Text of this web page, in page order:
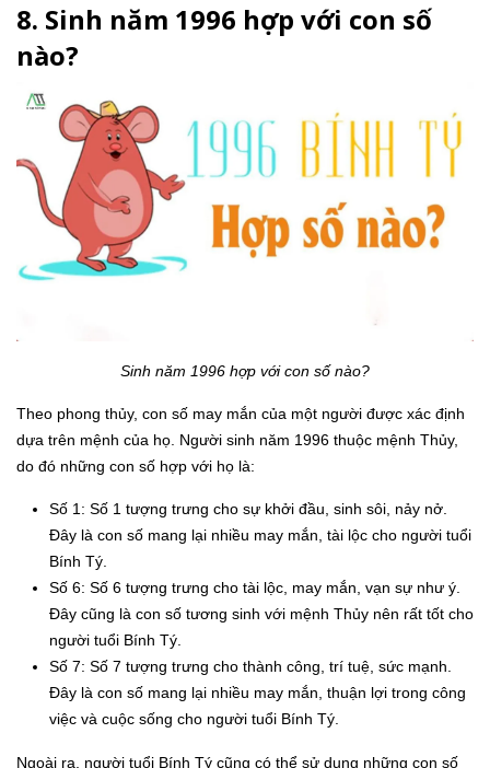
8. Sinh năm 1996 hợp với con số
nào?
Sinh năm 1996 hợp với con số nào?
Theo phong thủy, con số may mắn của một người được xác định
dựa trên mệnh của họ. Người sinh năm 1996 thuộc mệnh Thủy,
do đó những con số hợp với họ là:
Số 1: Số 1 tượng trưng cho sự khởi đầu, sinh sôi, nảy nở.
Đây là con số mang lại nhiều may mắn, tài lộc cho người tuổi
Bính Tý.
Số 6: Số 6 tượng trưng cho tài lộc, may mắn, vạn sự như ý.
Đây cũng là con số tương sinh với mệnh Thủy nên rất tốt cho
người tuổi Bính Tý.
Số 7: Số 7 tượng trưng cho thành công, trí tuệ, sức mạnh.
Đây là con số mang lại nhiều may mắn, thuận lợi trong công
việc và cuộc sống cho người tuổi Bính Tý.
Ngoài ra, người tuổi Bính Tý cũng có thể sử dụng những con số